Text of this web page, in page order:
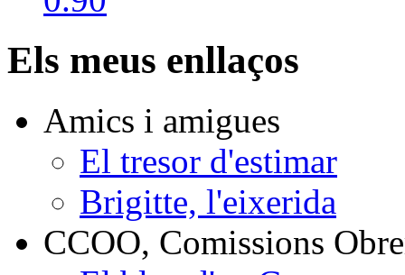
Els meus enllaços
Amics i amigues
El tresor d'estimar
Brigitte, l'eixerida
CCOO, Comissions